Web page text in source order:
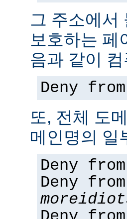
그 주소에서
보호하는 페
음과 같이
Deny from
또, 전체 도
메인명의 일
Deny from
Deny from